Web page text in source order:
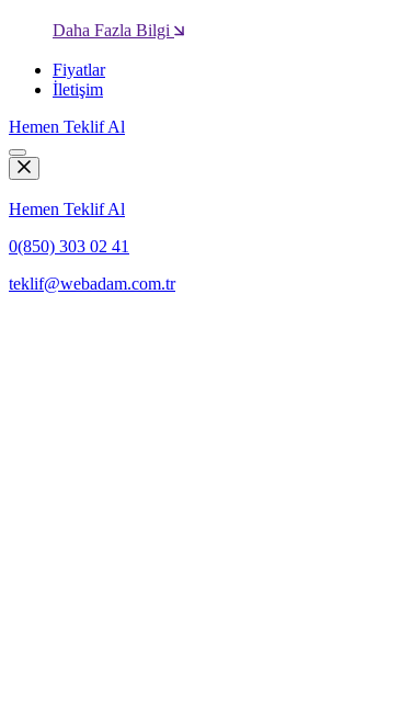
Daha Fazla Bilgi
Fiyatlar
İletişim
Hemen Teklif Al
Hemen Teklif Al
0(850) 303 02 41
teklif@webadam.com.tr